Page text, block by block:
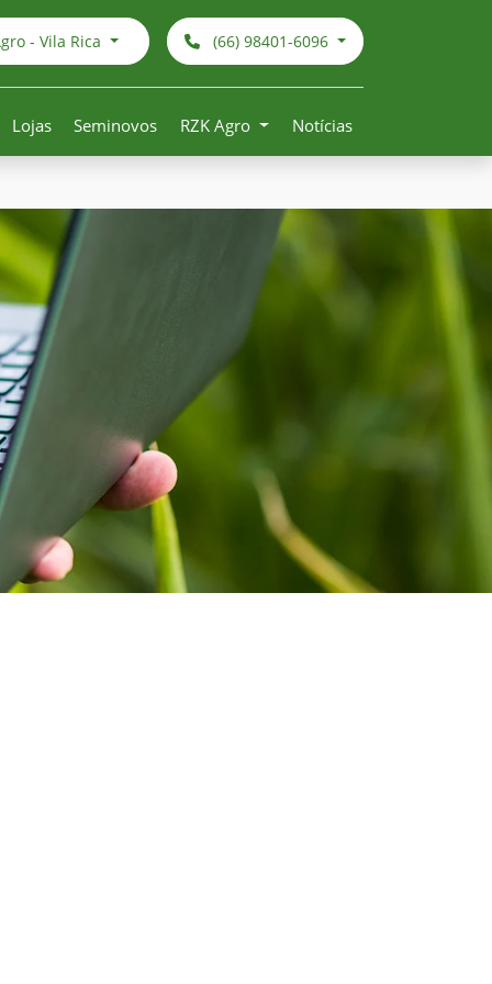
(66) 98401-6096
- Vila Rica
Lojas Seminovos RZK Agro Notícias